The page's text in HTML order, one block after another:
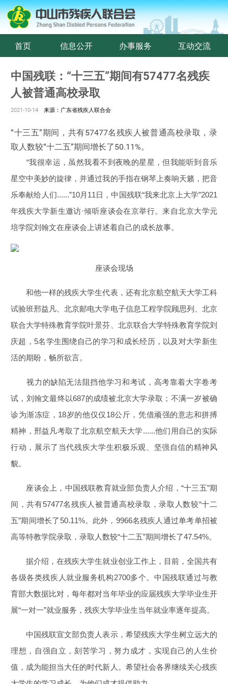
首页 信息公开 办事服务 互动交流
中国残联：“十三五”期间有57477名残疾
人被普通高校录取
2021-10-14 来源：广东省残疾人联合会
“十三五”期间，共有57477名残疾人被普通高校录取，录
取人数较“十二五”期间增长了50.11%。
“我很幸运，虽然我看不到夜晚的星星，但我能听到音乐
星空中美妙的旋律，并通过我的手指在钢琴上奏响天籁，把音
乐奉献给人们......”10月11日，中国残联“我来北京上大学”2021
年残疾大学新生邀访·倾听座谈会在京举行。来自北京大学元
培学院刘翰文在座谈会上讲述着自己的成长故事。
座谈会现场
和他一样的残疾大学生代表，还有北京航空航天大学工科
试验班邢益凡、北京邮电大学电子信息工程学院顾思列、北京
联合大学特殊教育学院叶景芬、北京联合大学特殊教育学院刘
庆超，5名学生围绕自己的学习和成长经历，以及对大学新生
活的期盼，畅所欲言。
视力的缺陷无法阻挡他学习和考试，高考靠着大字卷考
试，刘翰文最终以687的成绩被北京大学录取；不满一岁被确
诊为渐冻症，18岁的他仅仅18公斤，凭借顽强的意志和拼搏
精神，邢益凡考取了北京航空航天大学......他们用自己的实际
行动，展示了当代残疾大学生积极乐观、坚强自信的精神风
貌。
座谈会上，中国残联教育就业部负责人介绍，“十三五”期
间，共有57477名残疾人被普通高校录取，录取人数较“十二
五”期间增长了50.11%。此外，9966名残疾人通过单考单招被
高等特教学院录取，录取人数较“十二五”期间增长了47.54%。
据介绍，在残疾大学生就业创业工作上，目前，全国共有
各级各类残疾人就业服务机构2700多个。中国残联通过与教
育部大数据比对，每年都对当年毕业的应届残疾大学毕业生开
展“一对一”就业服务，残疾大学毕业生当年就业率逐年提高。
中国残联宣文部负责人表示，希望残疾大学生树立远大的
理想，自强自立，刻苦学习，努力成才，实现自己的人生价
值，成为能担当大任的时代新人。希望社会各界继续关心残疾